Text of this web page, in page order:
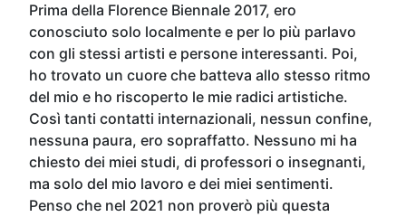
Prima della Florence Biennale 2017, ero
conosciuto solo localmente e per lo più parlavo
con gli stessi artisti e persone interessanti. Poi,
ho trovato un cuore che batteva allo stesso ritmo
del mio e ho riscoperto le mie radici artistiche.
Così tanti contatti internazionali, nessun confine,
nessuna paura, ero sopraffatto. Nessuno mi ha
chiesto dei miei studi, di professori o insegnanti,
ma solo del mio lavoro e dei miei sentimenti.
Penso che nel 2021 non proverò più questa